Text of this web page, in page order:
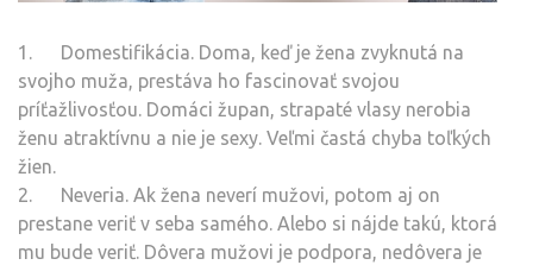
1. Domestifikácia. Doma, keď je žena zvyknutá na
svojho muža, prestáva ho fascinovať svojou
príťažlivosťou. Domáci župan, strapaté vlasy nerobia
ženu atraktívnu a nie je sexy. Veľmi častá chyba toľkých
žien.
2. Neveria. Ak žena neverí mužovi, potom aj on
prestane veriť v seba samého. Alebo si nájde takú, ktorá
mu bude veriť. Dôvera mužovi je podpora, nedôvera je